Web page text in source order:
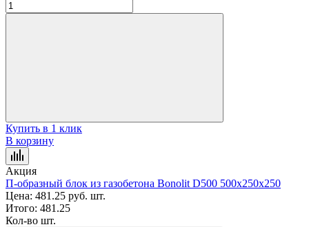
Купить в 1 клик
В корзину
Акция
П-образный блок из газобетона Bonolit D500 500x250x250
Цена: 481.25 руб. шт.
Итого: 481.25
Кол-во шт.